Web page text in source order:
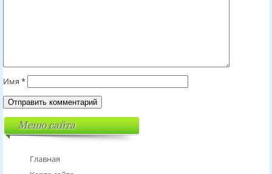
Имя *
Меню сайта
Главная